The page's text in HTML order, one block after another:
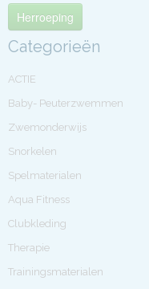
Herroeping
Categorieën
ACTIE
Baby- Peuterzwemmen
Zwemonderwijs
Snorkelen
Spelmaterialen
Aqua Fitness
Clubkleding
Therapie
Trainingsmaterialen